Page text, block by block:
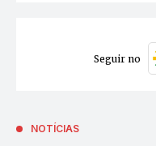
Seguir no
NOTÍCIAS